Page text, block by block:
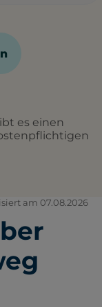
es einen
am 07.08.2026